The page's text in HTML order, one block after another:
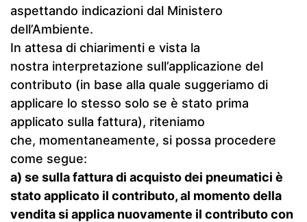
aspettando indicazioni dal Ministero
dell’Ambiente.
In attesa di chiarimenti e vista la
nostra interpretazione sull’applicazione del
contributo (in base alla quale suggeriamo di
applicare lo stesso solo se è stato prima
applicato sulla fattura), riteniamo
che, momentaneamente, si possa procedere
come segue:
a) se sulla fattura di acquisto dei pneumatici è
stato applicato il contributo, al momento della
vendita si applica nuovamente il contributo con